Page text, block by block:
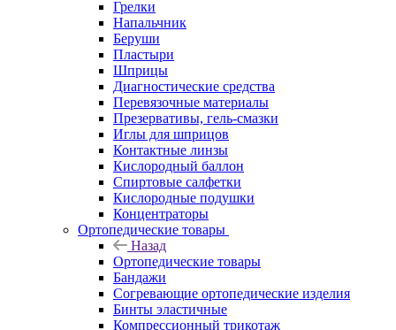
Грелки
Напальчник
Беруши
Пластыри
Шприцы
Диагностические средства
Перевязочные материалы
Презервативы, гель-смазки
Иглы для шприцов
Контактные линзы
Кислородный баллон
Спиртовые салфетки
Кислородные подушки
Концентраторы
Ортопедические товары
Назад
Ортопедические товары
Бандажи
Согревающие ортопедические изделия
Бинты эластичные
Компрессионный трикотаж